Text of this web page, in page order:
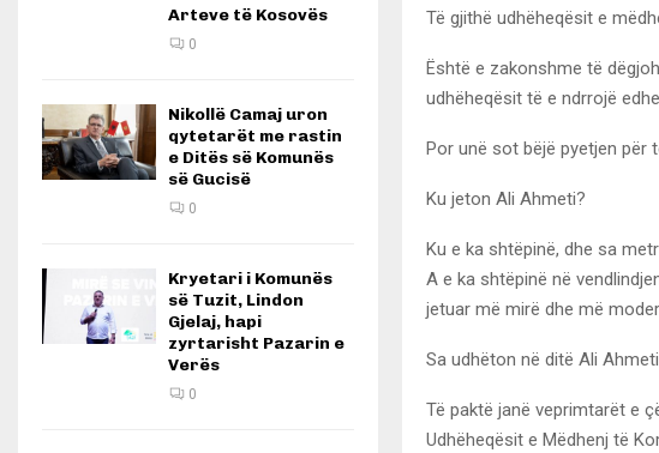
Të gjithë udhëheqësit e
Është e zakonshme të
udhëheqësit të e ndrrojë
Por unë sot bëjë pyetjen për
Ku jeton Ali Ahmeti?
Ku e ka shtëpinë, dhe sa
A e ka shtëpinë në
jetuar më mirë dhe më
Sa udhëton në ditë Ali
Të paktë janë veprimtarët e
Udhëheqësit e Mëdhenj të
Arteve të Kosovës
0
Nikollë Camaj uron
qytetarët me rastin
e Ditës së Komunës
së Gucisë
0
Kryetari i Komunës
së Tuzit, Lindon
Gjelaj, hapi
zyrtarisht Pazarin e
Verës
0